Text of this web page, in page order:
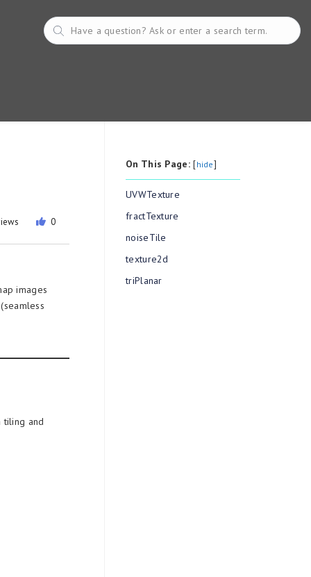
0
images
tiling and
On This Page:[hide]
UVWTexture
fractTexture
noiseTile
texture2d
triPlanar